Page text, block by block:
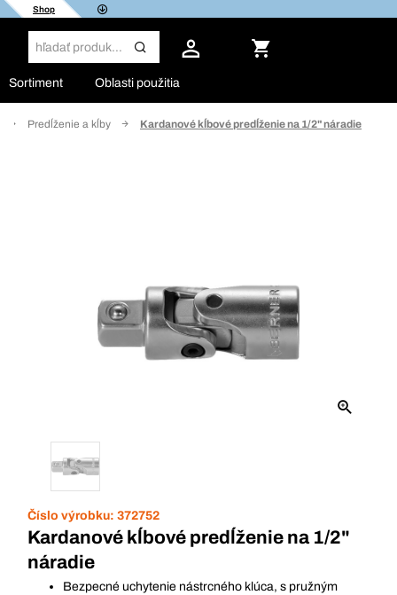
Shop
Sortiment Oblasti použitia
Predĺženie a kĺby Kardanové kĺbové predĺženie na 1/2" náradie
Číslo výrobku: 372752
Kardanové kĺbové predĺženie na 1/2"
náradie
Bezpecné uchytenie nástrcného klúca, s pružným